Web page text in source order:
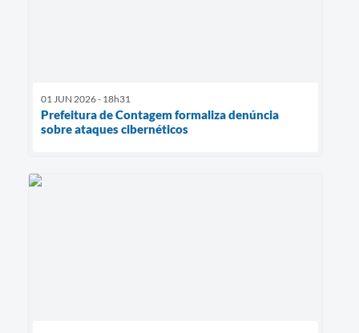
01 JUN 2026 - 18h31
Prefeitura de Contagem formaliza denúncia
sobre ataques cibernéticos